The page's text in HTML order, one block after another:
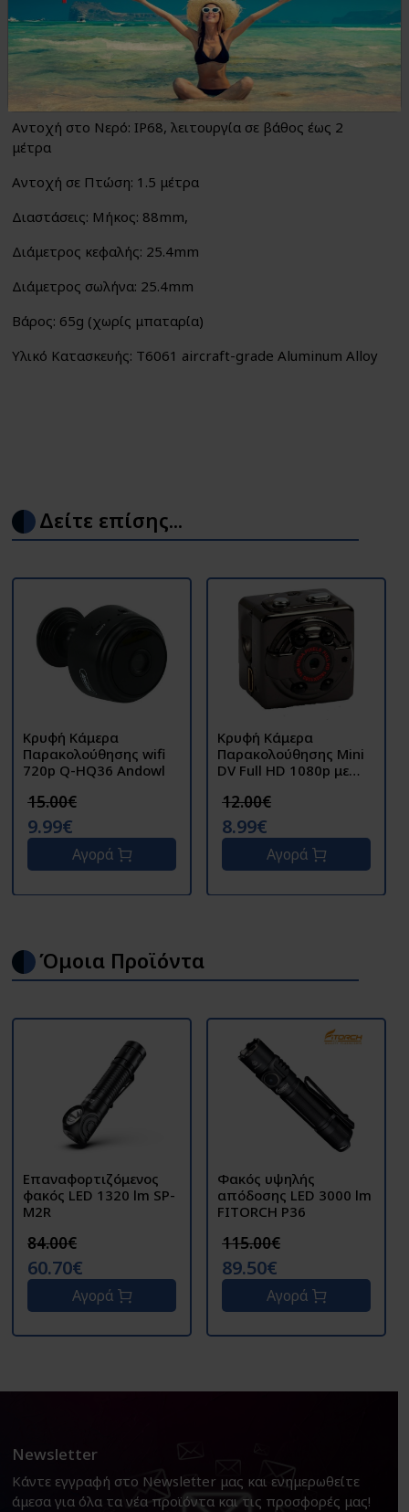
Διακόπτες: 1 πλευρικός διακόπτης, 1 πίσω διακόπτης
Συμβατή Μπαταρία: 1 μπαταρία λιθίου 18350
Τύπος Φόρτισης: USB-C
Αντοχή στο Νερό: IP68, λειτουργία σε βάθος έως 2
μέτρα
Αντοχή σε Πτώση: 1.5 μέτρα
Διαστάσεις: Μήκος: 88mm,
Διάμετρος κεφαλής: 25.4mm
Διάμετρος σωλήνα: 25.4mm
Βάρος: 65g (χωρίς μπαταρία)
Υλικό Κατασκευής: T6061 aircraft-grade Aluminum Alloy
Δείτε επίσης...
Κρυφή Κάμερα
Παρακολούθησης wifi
720p Q-HQ36 Andowl
15.00€
9.99€
Αγορά
Κρυφή Κάμερα
Παρακολούθησης Mini
DV Full HD 1080p με
12.00€
8.99€
Αγορά
Όμοια Προϊόντα
Επαναφορτιζόμενος
φακός LED 1320 lm SP-
M2R
84.00€
60.70€
Αγορά
Φακός υψηλής
απόδοσης LED 3000 lm
FITORCH P36
115.00€
89.50€
Αγορά
Newsletter
Κάντε εγγραφή στο Newsletter μας και ενημερωθείτε
άμεσα για όλα τα νέα προϊόντα και τις προσφορές μας!